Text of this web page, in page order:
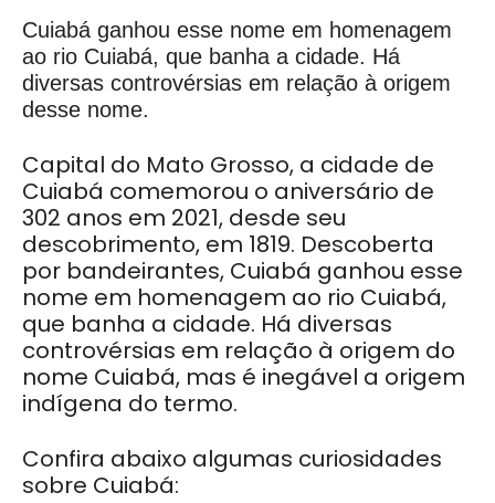
Cuiabá ganhou esse nome em homenagem
ao rio Cuiabá, que banha a cidade. Há
diversas controvérsias em relação à origem
desse nome.
Capital do Mato Grosso, a cidade de
Cuiabá comemorou o aniversário de
302 anos em 2021, desde seu
descobrimento, em 1819. Descoberta
por bandeirantes, Cuiabá ganhou esse
nome em homenagem ao rio Cuiabá,
que banha a cidade. Há diversas
controvérsias em relação à origem do
nome Cuiabá, mas é inegável a origem
indígena do termo.
Confira abaixo algumas curiosidades
sobre Cuiabá: